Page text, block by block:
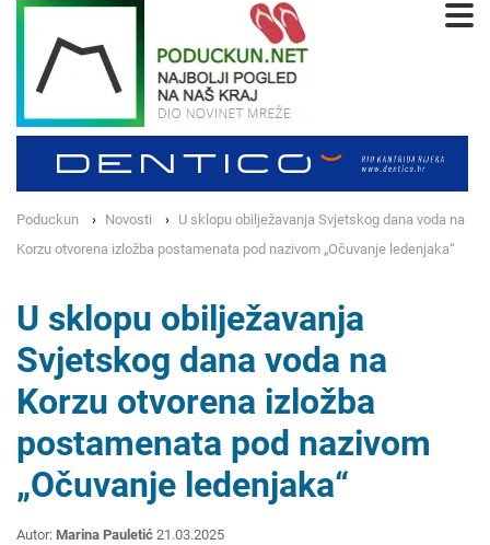
Poduckun Novosti
U sklopu obilježavanja Svjetskog dana voda na
Korzu otvorena izložba postamenata pod nazivom „Očuvanje ledenjaka“
U sklopu obilježavanja
Svjetskog dana voda na
Korzu otvorena izložba
postamenata pod nazivom
„Očuvanje ledenjaka“
Autor: Marina Pauletić 21.03.2025